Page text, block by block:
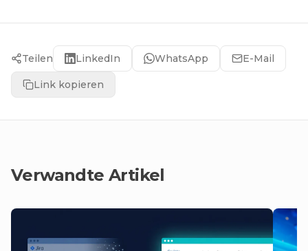
Teilen LinkedIn WhatsApp E-Mail
Link kopieren
Verwandte Artikel